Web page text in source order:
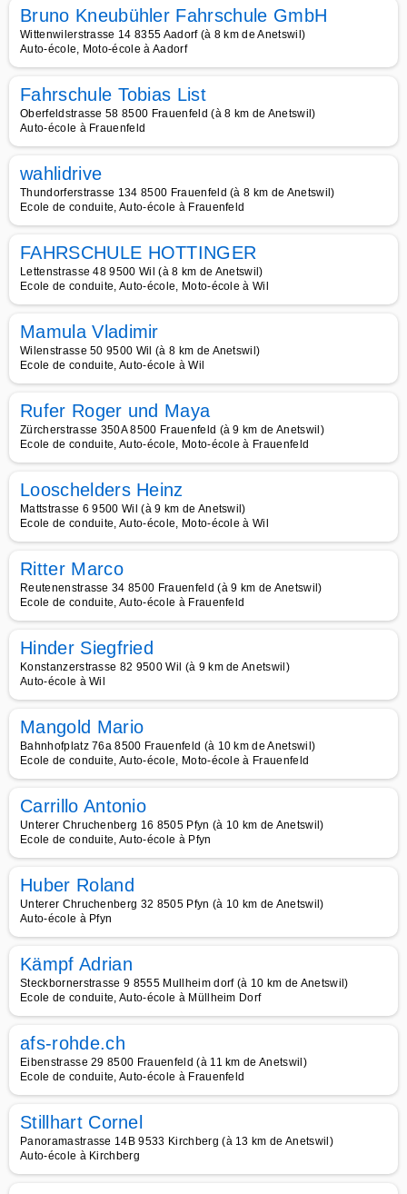
Bruno Kneubühler Fahrschule GmbH
Wittenwilerstrasse 14 8355 Aadorf (à 8 km de Anetswil)
Auto-école, Moto-école à Aadorf
Fahrschule Tobias List
Oberfeldstrasse 58 8500 Frauenfeld (à 8 km de Anetswil)
Auto-école à Frauenfeld
wahlidrive
Thundorferstrasse 134 8500 Frauenfeld (à 8 km de Anetswil)
Ecole de conduite, Auto-école à Frauenfeld
FAHRSCHULE HOTTINGER
Lettenstrasse 48 9500 Wil (à 8 km de Anetswil)
Ecole de conduite, Auto-école, Moto-école à Wil
Mamula Vladimir
Wilenstrasse 50 9500 Wil (à 8 km de Anetswil)
Ecole de conduite, Auto-école à Wil
Rufer Roger und Maya
Zürcherstrasse 350A 8500 Frauenfeld (à 9 km de Anetswil)
Ecole de conduite, Auto-école, Moto-école à Frauenfeld
Looschelders Heinz
Mattstrasse 6 9500 Wil (à 9 km de Anetswil)
Ecole de conduite, Auto-école, Moto-école à Wil
Ritter Marco
Reutenenstrasse 34 8500 Frauenfeld (à 9 km de Anetswil)
Ecole de conduite, Auto-école à Frauenfeld
Hinder Siegfried
Konstanzerstrasse 82 9500 Wil (à 9 km de Anetswil)
Auto-école à Wil
Mangold Mario
Bahnhofplatz 76a 8500 Frauenfeld (à 10 km de Anetswil)
Ecole de conduite, Auto-école, Moto-école à Frauenfeld
Carrillo Antonio
Unterer Chruchenberg 16 8505 Pfyn (à 10 km de Anetswil)
Ecole de conduite, Auto-école à Pfyn
Huber Roland
Unterer Chruchenberg 32 8505 Pfyn (à 10 km de Anetswil)
Auto-école à Pfyn
Kämpf Adrian
Steckbornerstrasse 9 8555 Mullheim dorf (à 10 km de Anetswil)
Ecole de conduite, Auto-école à Müllheim Dorf
afs-rohde.ch
Eibenstrasse 29 8500 Frauenfeld (à 11 km de Anetswil)
Ecole de conduite, Auto-école à Frauenfeld
Stillhart Cornel
Panoramastrasse 14B 9533 Kirchberg (à 13 km de Anetswil)
Auto-école à Kirchberg